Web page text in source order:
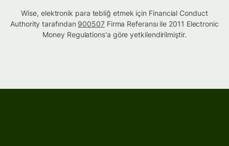
Wise, elektronik para tebliğ etmek için Financial Conduct
Authority tarafından 900507Firma Referansı ile 2011 Electronic
Money Regulations'a göre yetkilendirilmiştir.